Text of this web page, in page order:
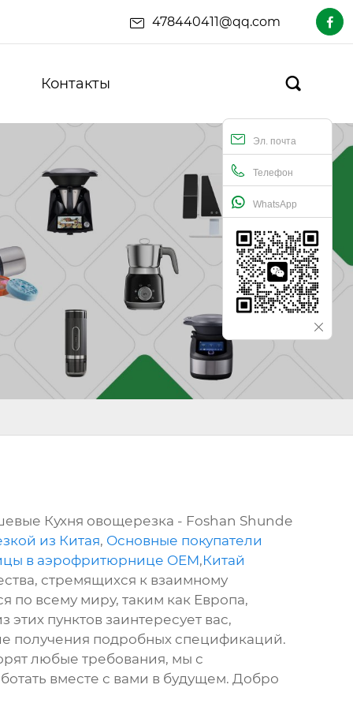
478440411@qq.com 
Контакты 
Эл. почта
Телефон
WhatsApp
Кухня овощерезка - Foshan Shunde
из Китая, Основные покупатели
в аэрофритюрнице OEM,Китай
стремящихся к взаимному
по всему миру, таким как Европа,
пунктов заинтересует вас,
получения подробных спецификаций.
любые требования, мы с
вместе с вами в будущем. Добро